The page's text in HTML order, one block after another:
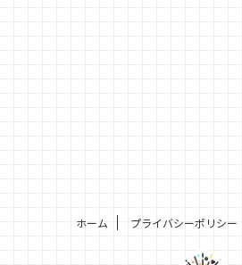
ホーム プライバシーポリシー